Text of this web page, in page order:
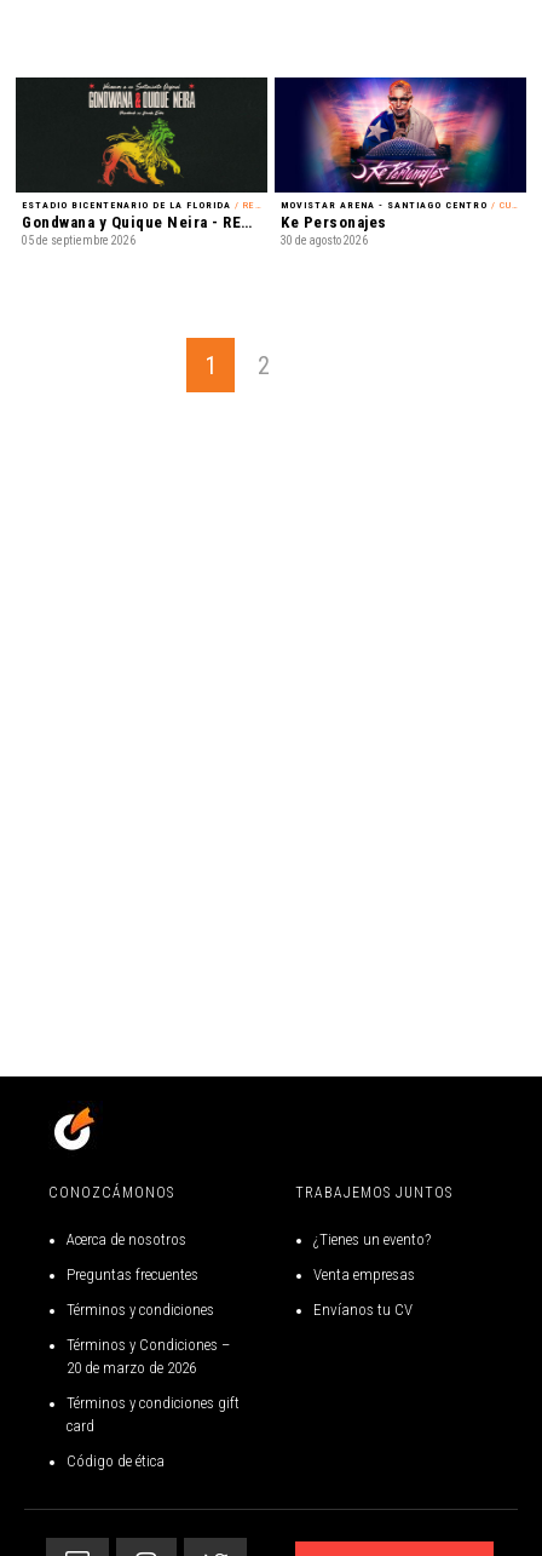
ESTADIO BICENTENARIO DE LA FLORIDA / REGGAE
Gondwana y Quique Neira - REUNION EN VIVO
05 de septiembre 2026
MOVISTAR ARENA - SANTIAGO CENTRO / CUMBIA
Ke Personajes
30 de agosto 2026
1 2
Nuestro sitio web utiliza cookies.
Utilizamos cookies propias para mejorar la experiencia del
CONOZCÁMONOS
Acerca de nosotros
Preguntas frecuentes
Términos y condiciones
Términos y Condiciones –
20 de marzo de 2026
Términos y condiciones gift
card
Código de ética
TRABAJEMOS JUNTOS
¿Tienes un evento?
Venta empresas
Envíanos tu CV